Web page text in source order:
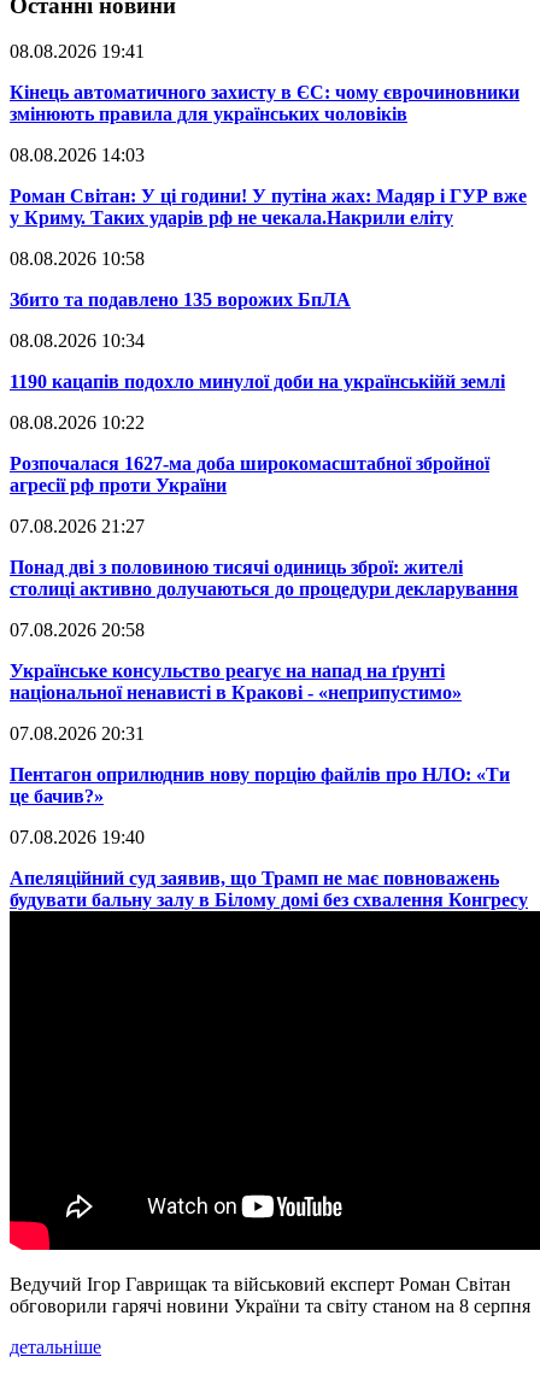
Останні новини
08.08.2026 19:41
​Кінець автоматичного захисту в ЄС: чому єврочиновники
змінюють правила для українських чоловіків
08.08.2026 14:03
​Роман Світан: У ці години! У путіна жах: Мадяр і ГУР вже
у Криму. Таких ударів рф не чекала.Накрили еліту
08.08.2026 10:58
​Збито та подавлено 135 ворожих БпЛА
08.08.2026 10:34
​1190 кацапів подохло минулої доби на українськійй землі
08.08.2026 10:22
​Розпочалася 1627-ма доба широкомасштабної збройної
агресії рф проти України
07.08.2026 21:27
​Понад дві з половиною тисячі одиниць зброї: жителі
столиці активно долучаються до процедури декларування
07.08.2026 20:58
​Українське консульство реагує на напад на ґрунті
національної ненависті в Кракові - «неприпустимо»
07.08.2026 20:31
​Пентагон оприлюднив нову порцію файлів про НЛО: «Ти
це бачив?»
07.08.2026 19:40
​Апеляційний суд заявив, що Трамп не має повноважень
будувати бальну залу в Білому домі без схвалення Конгресу
Ведучий Ігор Гаврищак та військовий експерт Роман Світан
обговорили гарячі новини України та світу станом на 8 серпня
детальніше